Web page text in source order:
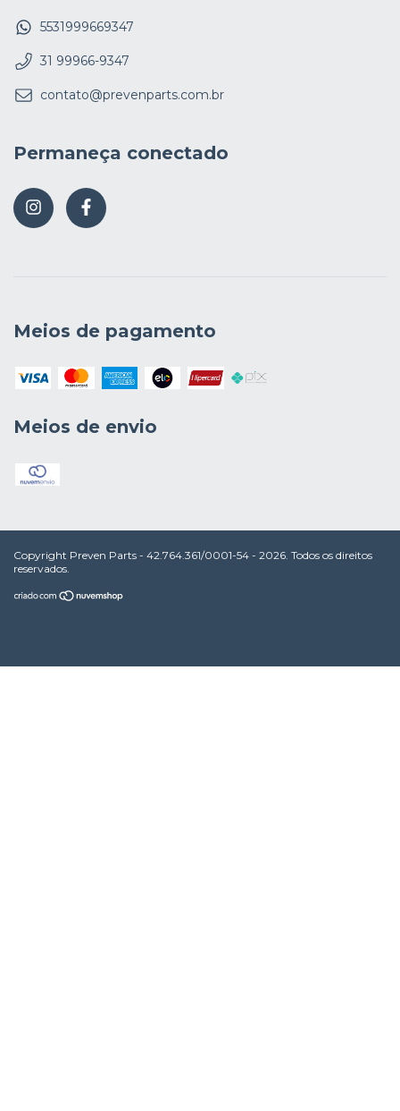
5531999669347
31 99966-9347
contato@prevenparts.com.br
Permaneça conectado
Meios de pagamento
Meios de envio
Copyright Preven Parts - 42.764.361/0001-54 - 2026. Todos os direitos
reservados.